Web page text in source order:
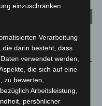
in Niedersachsen
einzuschränken.
Verarbeitung
die darin besteht, dass
verwendet werden,
die sich auf eine
zu bewerten,
Arbeitsleistung,
persönlicher